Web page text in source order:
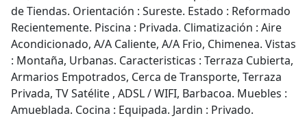
de Tiendas. Orientación : Sureste. Estado : Reformado
Recientemente. Piscina : Privada. Climatización : Aire
Acondicionado, A/A Caliente, A/A Frio, Chimenea. Vistas
: Montaña, Urbanas. Caracteristicas : Terraza Cubierta,
Armarios Empotrados, Cerca de Transporte, Terraza
Privada, TV Satélite , ADSL / WIFI, Barbacoa. Muebles :
Amueblada. Cocina : Equipada. Jardin : Privado.